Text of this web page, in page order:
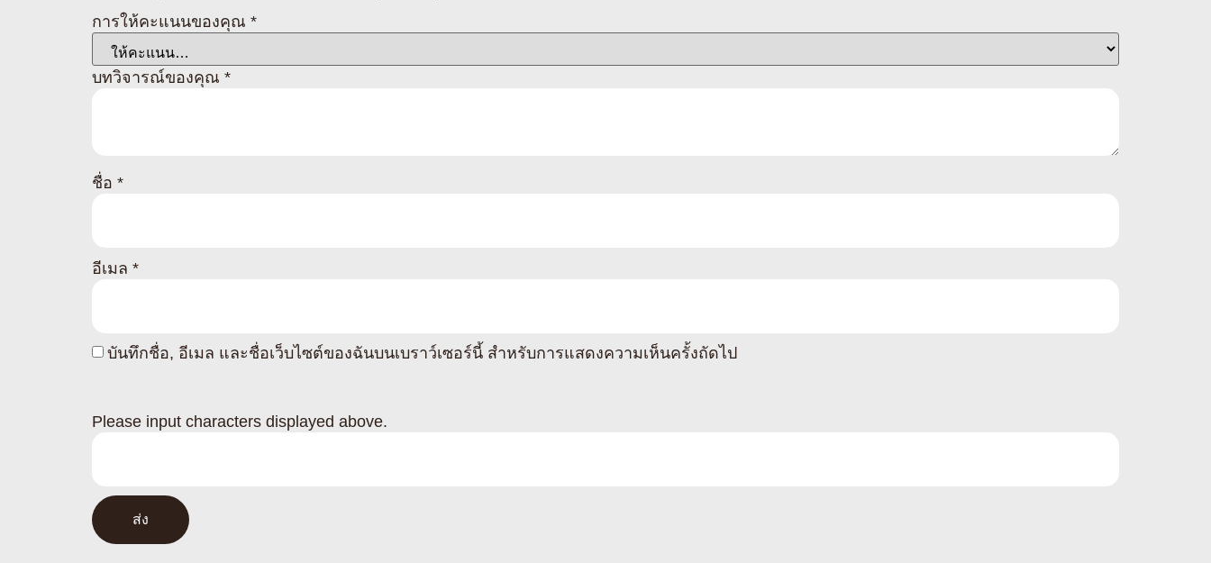
การให้คะแนนของคุณ *
บทวิจารณ์ของคุณ *
ชื่อ *
อีเมล *
บันทึกชื่อ, อีเมล และชื่อเว็บไซต์ของฉันบนเบราว์เซอร์นี้ สำหรับการแสดงความเห็นครั้งถัดไป
Please input characters displayed above.